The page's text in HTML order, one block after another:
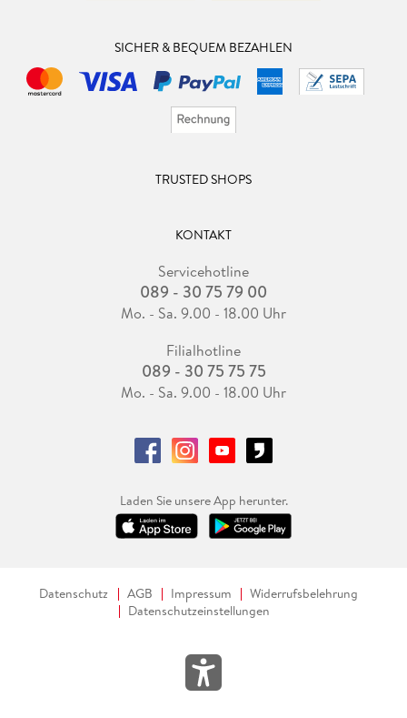
SICHER & BEQUEM BEZAHLEN
TRUSTED SHOPS
KONTAKT
Servicehotline
089 - 30 75 79 00
Mo. - Sa. 9.00 - 18.00 Uhr
Filialhotline
089 - 30 75 75 75
Mo. - Sa. 9.00 - 18.00 Uhr
Laden Sie unsere App herunter.
Datenschutz AGB Impressum
Widerrufsbelehrung
Datenschutzeinstellungen